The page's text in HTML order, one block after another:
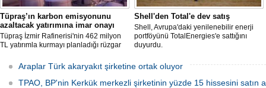
Tüpraş’ın karbon emisyonunu
azaltacak yatırımına imar onayı
Tüpraş İzmir Rafinerisi'nin 462 milyon
TL yatırımla kurmayı planladığı rüzgar
nazım ve uygulama imar planı
değişiklikleri Çevre, Şehircilik ve İklim
Değişikliği Bakanlığı tarafından
Shell'den Total'e dev satış
Shell, Avrupa'daki yenilenebilir enerji
portföyünü TotalEnergies'e sattığını
duyurdu.
Araplar Türk akaryakıt şirketine ortak oluyor
TPAO, BP'nin Kerkük merkezli şirketinin yüzde 15 hissesini satın